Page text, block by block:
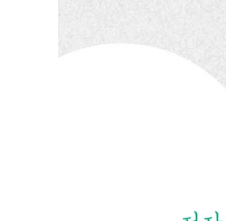
뒤처진다고 느낄 때가 내 속도
시간이 부족할수록 할 일을 정
조산 신호 익혀두기 │ 자연분
두 마리 토끼를 잡는 산후조리
[임신 9개월] 현명하게 아기 맞